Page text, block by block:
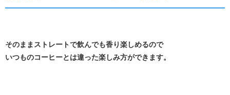
そのままストレートで飲んでも香り楽しめるので
いつものコーヒーとは違った楽しみ方ができます。